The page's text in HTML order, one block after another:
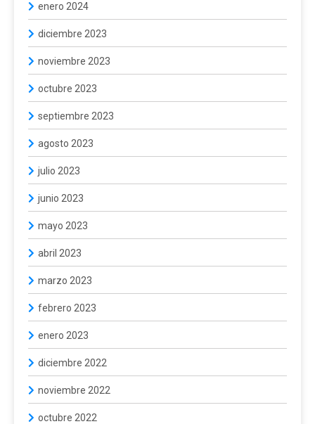
enero 2024
diciembre 2023
noviembre 2023
octubre 2023
septiembre 2023
agosto 2023
julio 2023
junio 2023
mayo 2023
abril 2023
marzo 2023
febrero 2023
enero 2023
diciembre 2022
noviembre 2022
octubre 2022